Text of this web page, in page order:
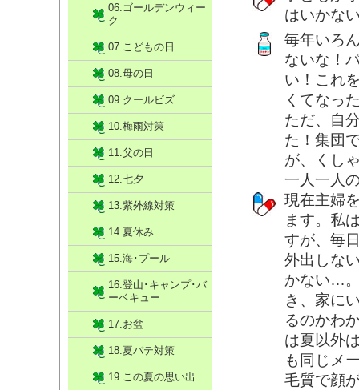
はいかな
毎年いろ
ないな！
い！これ
くてなっ
ただ、自
た！集団
が、くし
一人一人
現在主婦
ます。私
すが、毎
外出しな
かない…
き、家に
るのかわ
は夏以外
も同じメ
毛質で顔
06.ゴールデンウィー
ク
07.こどもの日
08.母の日
09.クールビズ
10.梅雨対策
11.父の日
12.七夕
13.紫外線対策
14.夏休み
15.海･プール
16.登山･キャンプ･バ
ーベキュー
17.お盆
18.夏バテ対策
19.この夏の思い出